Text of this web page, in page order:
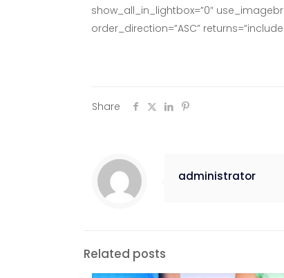
show_all_in_lightbox=”0″
order_direction=”ASC”
Share
administrator
Related posts